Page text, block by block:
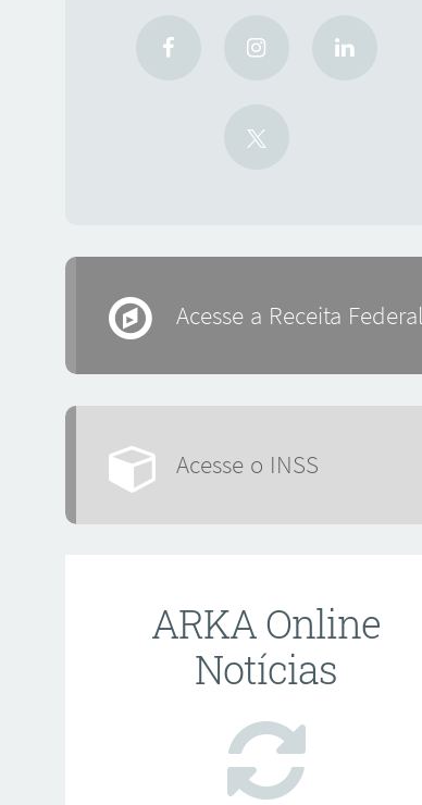
Acesse a Receita Federal
Acesse o INSS
ARKA Online
Notícias